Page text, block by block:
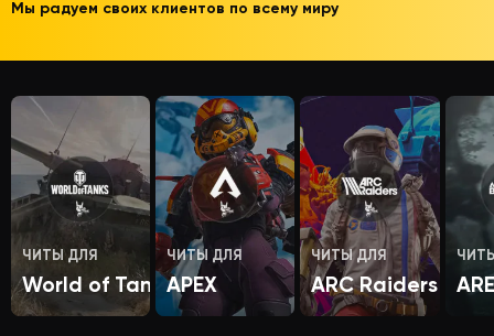
Мы радуем своих клиентов по всему миру
ЧИТЫ ДЛЯ
World of Tanks
ЧИТЫ ДЛЯ
APEX
ЧИТЫ ДЛЯ
ARC Raiders